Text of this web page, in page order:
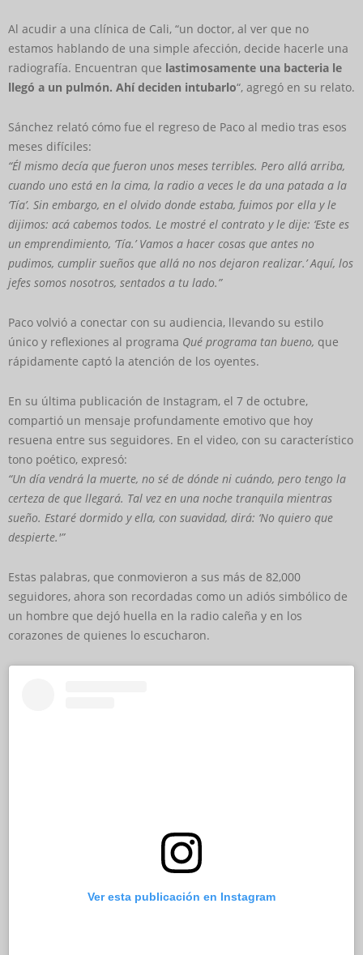
Al acudir a una clínica de Cali, “un doctor, al ver que no
estamos hablando de una simple afección, decide hacerle una
radiografía. Encuentran que lastimosamente una bacteria le
llegó a un pulmón. Ahí deciden intubarlo“, agregó en su relato.
Sánchez relató cómo fue el regreso de Paco al medio tras esos
meses difíciles:
“Él mismo decía que fueron unos meses terribles. Pero allá arriba,
cuando uno está en la cima, la radio a veces le da una patada a la
‘Tía’. Sin embargo, en el olvido donde estaba, fuimos por ella y le
dijimos: acá cabemos todos. Le mostré el contrato y le dije: ‘Este es
un emprendimiento, ‘Tía.’ Vamos a hacer cosas que antes no
pudimos, cumplir sueños que allá no nos dejaron realizar.’ Aquí, los
jefes somos nosotros, sentados a tu lado.”
Paco volvió a conectar con su audiencia, llevando su estilo
único y reflexiones al programa Qué programa tan bueno, que
rápidamente captó la atención de los oyentes.
En su última publicación de Instagram, el 7 de octubre,
compartió un mensaje profundamente emotivo que hoy
resuena entre sus seguidores. En el video, con su característico
tono poético, expresó:
“Un día vendrá la muerte, no sé de dónde ni cuándo, pero tengo la
certeza de que llegará. Tal vez en una noche tranquila mientras
sueño. Estaré dormido y ella, con suavidad, dirá: ‘No quiero que
despierte.'”
Estas palabras, que conmovieron a sus más de 82,000
seguidores, ahora son recordadas como un adiós simbólico de
un hombre que dejó huella en la radio caleña y en los
corazones de quienes lo escucharon.
Ver esta publicación en Instagram